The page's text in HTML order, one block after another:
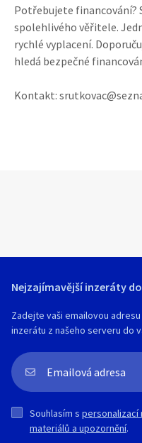
Potřebujete financování?
spolehlivého věřitele.
rychlé vyplacení.
hledá bezpečné
Kontakt:
Nejzajímavější inzeráty
Zadejte vaši emailovou
inzerátu z našeho serveru do
Souhlasím s personalizací
materiálů a upozornění.